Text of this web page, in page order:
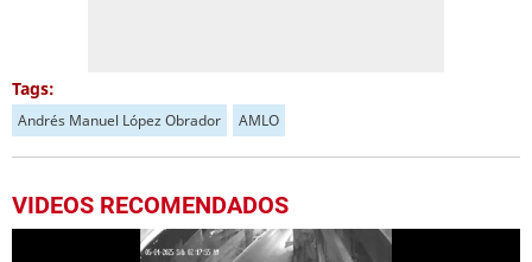
Tags:
Andrés Manuel López Obrador AMLO
VIDEOS RECOMENDADOS